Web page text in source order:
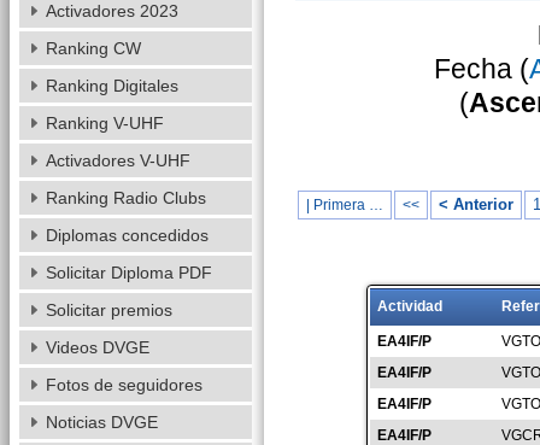
Fecha (
(
| Primera … << < Anterior
Actividad
EA4IF/P
EA4IF/P
EA4IF/P
EA4IF/P
Activadores 2023
Ranking CW
Ranking Digitales
Ranking V-UHF
Activadores V-UHF
Ranking Radio Clubs
Diplomas concedidos
Solicitar Diploma PDF
Solicitar premios
Videos DVGE
Fotos de seguidores
Noticias DVGE